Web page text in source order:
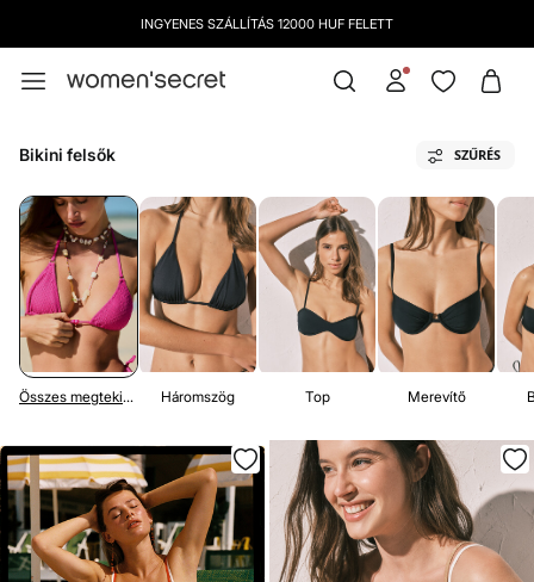
MOST INGYENES KISZÁLLÍTÁS AZ ÜZLETÜNKBE
Bikini felsők SZŰRÉS
Összes megtekintése Háromszög Top Merevítő